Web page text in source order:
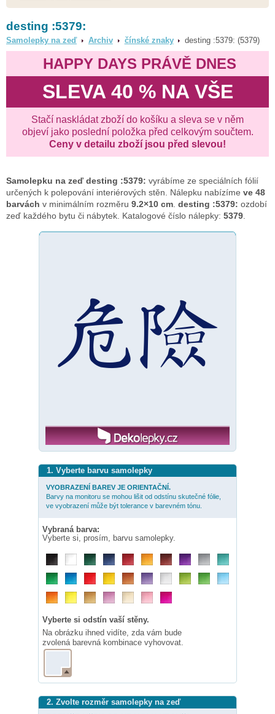
desting :5379:
Samolepky na zeď Archiv čínské znaky desting :5379: (5379)
HAPPY DAYS PRÁVĚ DNES
SLEVA 40 % NA VŠE
Stačí naskládat zboží do košíku a sleva se v něm
objeví jako poslední položka před celkovým součtem.
Ceny v detailu zboží jsou před slevou!
Samolepku na zeď desting :5379: vyrábíme ze speciálních fólií
určených k polepování interiérových stěn. Nálepku nabízíme ve 48
barvách v minimálním rozměru 9.2×10 cm desting :5379: ozdobí
zeď každého bytu či nábytek. Katalogové číslo nálepky: 5379
1. Vyberte barvu samolepky
VYOBRAZENÍ BAREV JE ORIENTAČNÍ.
Barvy na monitoru se mohou lišit od odstínu skutečné fólie,
ve vyobrazení může být tolerance v barevném tónu.
Vybraná barva:
Vyberte si, prosím, barvu samolepky.
Vyberte si odstín vaší stěny.
Na obrázku ihned vidíte, zda vám bude
zvolená barevná kombinace vyhovovat.
2. Zvolte rozměr samolepky na zeď